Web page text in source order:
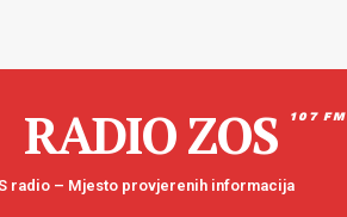
RADIO ZOS 107 FM
radio – Mjesto provjerenih informacija